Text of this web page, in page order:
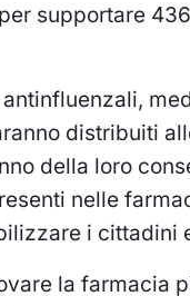
supportare
distribuiti
della loro
nelle
i cittadini
la farmacia